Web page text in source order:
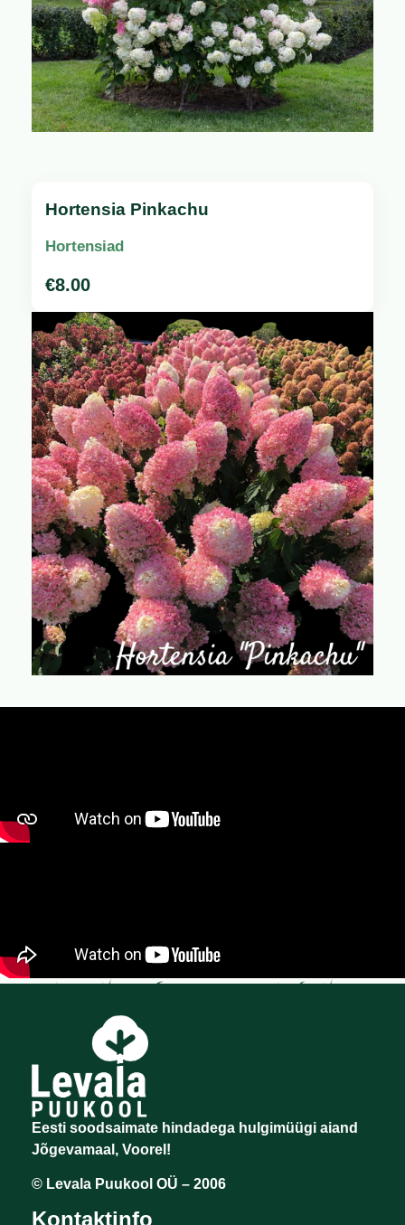
Hortensia Pinkachu
Hortensiad
€8.00
Eesti soodsaimate hindadega hulgimüügi aiand
Jõgevamaal, Voorel!
© Levala Puukool OÜ – 2006
Kontaktinfo